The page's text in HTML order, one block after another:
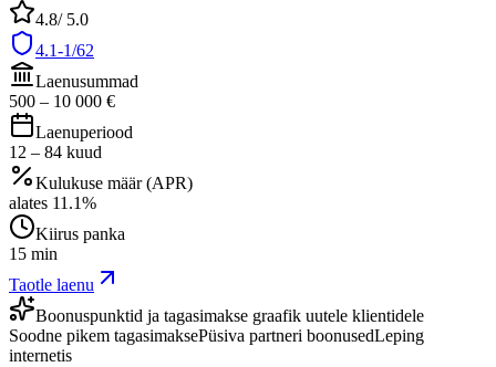
4.8/ 5.0
4.1-1/62
Laenusummad
500 – 10 000 €
Laenuperiood
12 – 84 kuud
Kulukuse määr (APR)
alates 11.1%
Kiirus panka
15 min
Taotle laenu
Boonuspunktid ja tagasimakse graafik uutele klientidele
Soodne pikem tagasimaksePüsiva partneri boonusedLeping
internetis